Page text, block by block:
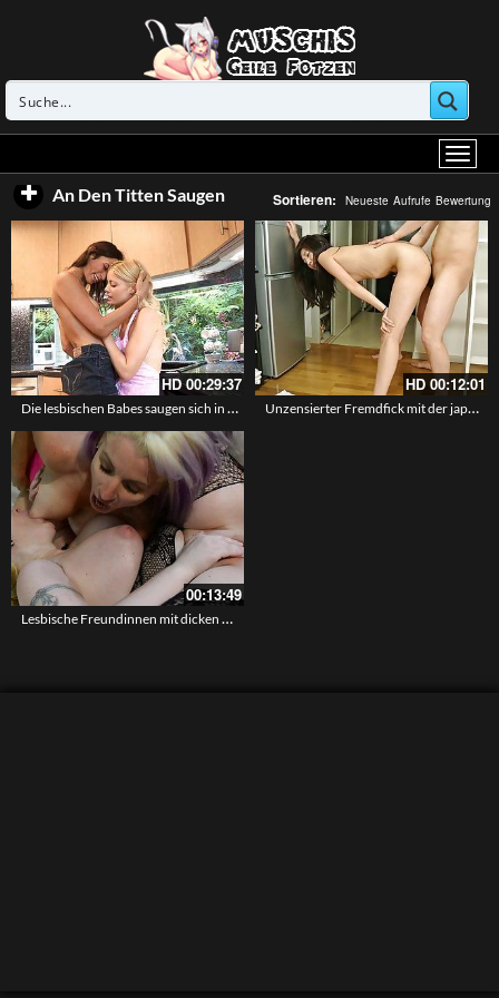
An Den Titten Saugen Sortieren: Neueste Aufrufe Bewertung
HD00:29:37
Die lesbischen Babes saugen sich in der Küche an den Titten
HD 00:12:01
Unzensierter Fremdfick mit der japanischen Frau Marin Suzumi
00:13:49
Lesbische Freundinnen mit dicken Titten lecken sich die Fotzen